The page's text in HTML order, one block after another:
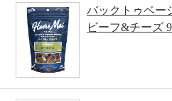
バックトゥベー
ビーフ&チーズ